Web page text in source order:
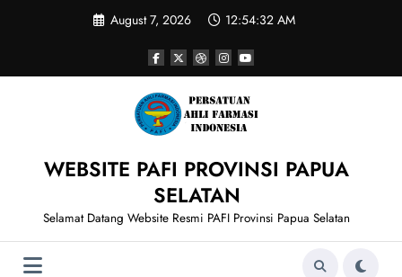
August 7, 2026 12:54:33 AM
WEBSITE PAFI PROVINSI PAPUA
SELATAN
Selamat Datang Website Resmi PAFI Provinsi Papua Selatan